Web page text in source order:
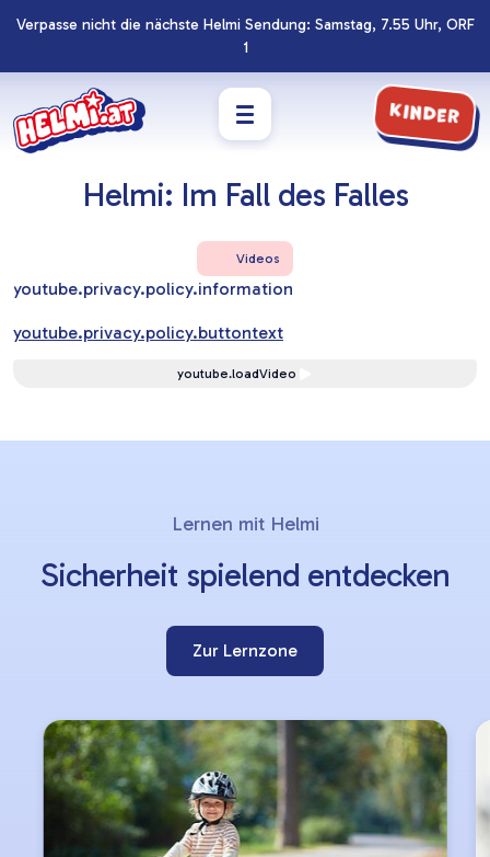
Navigation
Zum
Verpasse nicht die nächste Helmi Sendung: Samstag, 7.55 Uhr, ORF
1
Kinder
Helmi: Im Fall des Falles
Videos
youtube.privacy.policy.information
youtube.privacy.policy.buttontext
youtube.loadVideo
Lernen mit Helmi
Sicherheit spielend entdecken
Zur Lernzone